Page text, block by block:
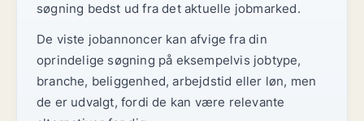
søgning bedst ud fra det aktuelle jobmarked.
De viste jobannoncer kan afvige fra din
oprindelige søgning på eksempelvis jobtype,
branche, beliggenhed, arbejdstid eller løn, men
de er udvalgt, fordi de kan være relevante